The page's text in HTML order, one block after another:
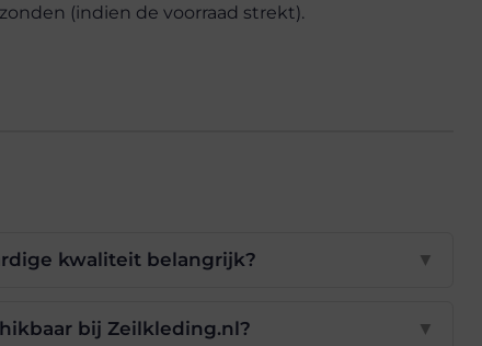
(indien de voorraad strekt).
kwaliteit belangrijk? ▼
bij Zeilkleding.nl? ▼